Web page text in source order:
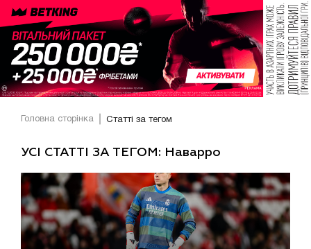
Головна сторінка Статті за тегом
УСІ СТАТТІ ЗА ТЕГОМ: Наварро